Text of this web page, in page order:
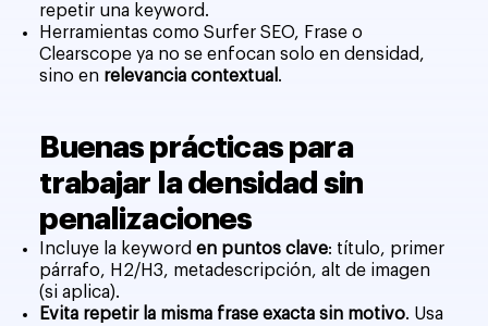
repetir una keyword.
Herramientas como Surfer SEO, Frase o
Clearscope ya no se enfocan solo en densidad,
sino en relevancia contextual .
Buenas prácticas para
trabajar la densidad sin
penalizaciones
Incluye la keyworden puntos clave: título, primer
párrafo, H2/H3, metadescripción, alt de imagen
(si aplica).
Evita repetir la misma frase exacta sin motivo. Usa